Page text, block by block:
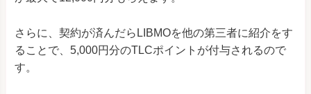
さらに、契約が済んだらLIBMOを他の第三者に紹介をす
ることで、5,000円分のTLCポイントが付与されるので
す。